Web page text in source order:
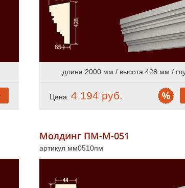
длина 2000 мм / высота 428 мм /
Цена: 4 194 руб.
Молдинг ПМ-М-051
артикул мм0510пм